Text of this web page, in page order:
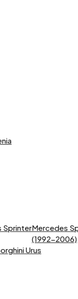
SprinterMercedes
(1992-2006)
Urus